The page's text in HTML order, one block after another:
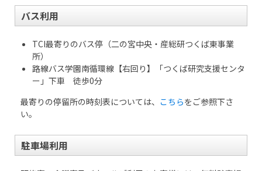
バス利用
TCI最寄りのバス停（二の宮中央・産総研つくば東事業
所）
路線バス学園南循環線【右回り】「つくば研究支援センタ
ー」下車 徒歩0分
最寄りの停留所の時刻表については、 こちらをご参照下さ
い。
駐車場利用